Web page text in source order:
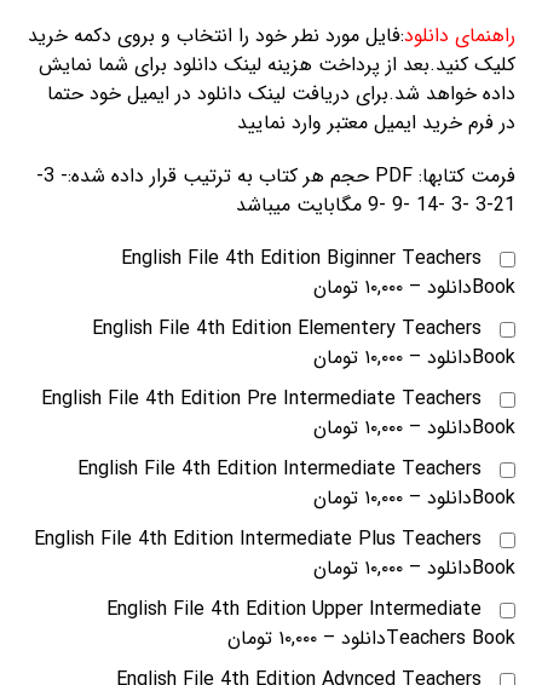
راهنمای دانلود:فایل مورد نطر خود را انتخاب و بروی دکمه خرید
کلیک کنید.بعد از پرداخت هزینه لینک دانلود برای شما نمایش
داده خواهد شد.برای دریافت لینک دانلود در ایمیل خود حتما
در فرم خرید ایمیل معتبر وارد نمایید
فرمت کتابها: PDF حجم هر کتاب به ترتیب قرار داده شده:- 3-
21-3 -3 -14 -9 -9 مگابایت میباشد
English File 4th Edition Biginner Teachers
Bookدانلود
–۱۰,۰۰۰ تومان
English File 4th Edition Elementery Teachers
Bookدانلود
–۱۰,۰۰۰ تومان
English File 4th Edition Pre Intermediate Teachers
Bookدانلود
–۱۰,۰۰۰ تومان
English File 4th Edition Intermediate Teachers
Bookدانلود
–۱۰,۰۰۰ تومان
English File 4th Edition Intermediate Plus Teachers
Bookدانلود
–۱۰,۰۰۰ تومان
English File 4th Edition Upper Intermediate
Teachers Bookدانلود
–۱۰,۰۰۰ تومان